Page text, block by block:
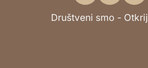
Društveni smo -